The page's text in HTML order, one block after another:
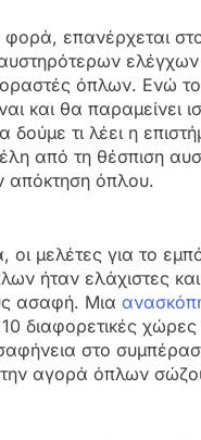
φορά, επανέρχεται
όπλων. Ενώ
και θα παραμείνει
δούμε τι λέει η
από τη θέσπιση
απόκτηση όπλου.
οι μελέτες για το
ήταν ελάχιστες
ασαφή. Μια
διαφορετικές
στο
αγορά όπλων